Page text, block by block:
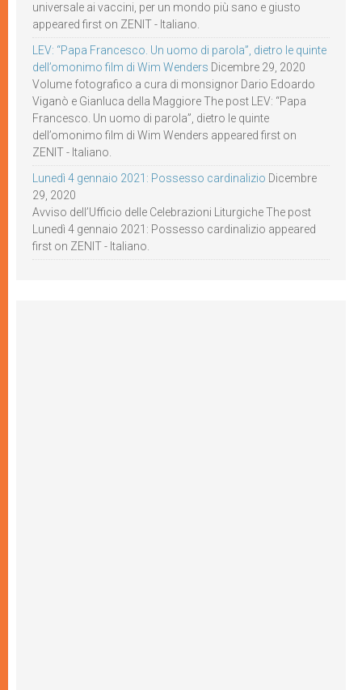
universale ai vaccini, per un mondo più sano e giusto
appeared first on ZENIT - Italiano.
LEV: “Papa Francesco. Un uomo di parola”, dietro le quinte
dell’omonimo film di Wim Wenders Dicembre 29, 2020
Volume fotografico a cura di monsignor Dario Edoardo
Viganò e Gianluca della Maggiore The post LEV: “Papa
Francesco. Un uomo di parola”, dietro le quinte
dell’omonimo film di Wim Wenders appeared first on
ZENIT - Italiano.
Lunedì 4 gennaio 2021: Possesso cardinalizio Dicembre
29, 2020
Avviso dell’Ufficio delle Celebrazioni Liturgiche The post
Lunedì 4 gennaio 2021: Possesso cardinalizio appeared
first on ZENIT - Italiano.